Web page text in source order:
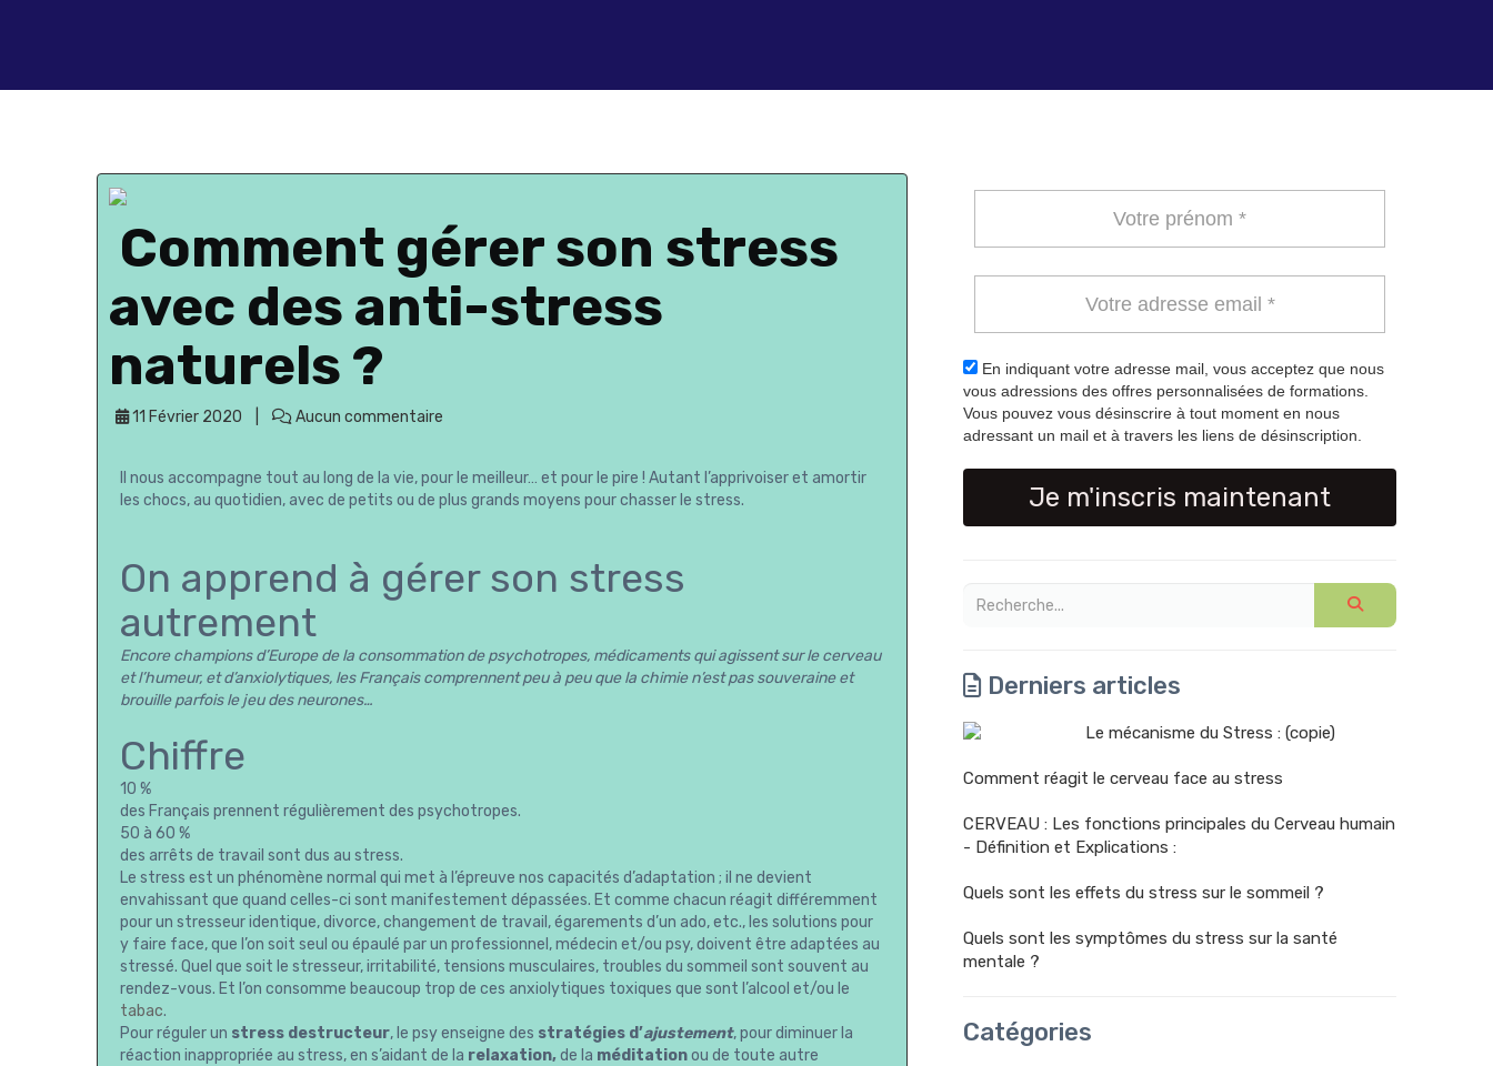
Comment gérer son stress
avec des anti-stress
naturels ?
11 Février 2020 Aucun commentaire
Il nous accompagne tout au long de la vie, pour le meilleur… et pour le pire ! Autant l’apprivoiser et amortir
les chocs, au quotidien, avec de petits ou de plus grands moyens pour chasser le stress.
On apprend à gérer son stress
autrement
Encore champions d’Europe de la consommation de psychotropes, médicaments qui agissent sur le cerveau
et l’humeur, et d’anxiolytiques, les Français comprennent peu à peu que la chimie n’est pas souveraine et
brouille parfois le jeu des neurones…
Chiffre
10 %
des Français prennent régulièrement des psychotropes.
50 à 60 %
des arrêts de travail sont dus au stress.
Le stress est un phénomène normal qui met à l’épreuve nos capacités d’adaptation ; il ne devient
envahissant que quand celles-ci sont manifestement dépassées. Et comme chacun réagit différemment
pour un stresseur identique, divorce, changement de travail, égarements d’un ado, etc., les solutions pour
y faire face, que l’on soit seul ou épaulé par un professionnel, médecin et/ou psy, doivent être adaptées au
stressé. Quel que soit le stresseur, irritabilité, tensions musculaires, troubles du sommeil sont souvent au
rendez-vous. Et l’on consomme beaucoup trop de ces anxiolytiques toxiques que sont l’alcool et/ou le
tabac.
Pour réguler un stress destructeur, le psy enseigne des stratégies d’ajustement, pour diminuer la
réaction inappropriée au stress, en s’aidant de la relaxation,de la méditationou de toute autre
En indiquant votre adresse mail, vous acceptez que nous
vous adressions des offres personnalisées de formations.
Vous pouvez vous désinscrire à tout moment en nous
adressant un mail et à travers les liens de désinscription.
Je m'inscris maintenant
Derniers articles
Le mécanisme du Stress : (copie)
Comment réagit le cerveau face au stress
CERVEAU : Les fonctions principales du Cerveau humain
- Définition et Explications :
Quels sont les effets du stress sur le sommeil ?
Quels sont les symptômes du stress sur la santé
mentale ?
Catégories